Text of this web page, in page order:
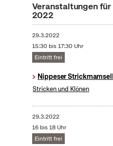
Veranstaltungen
2022
29.3.2022
15:30 bis 17:30 Uhr
Eintritt frei
Nippeser
Stricken und Klönen
29.3.2022
16 bis 18 Uhr
Eintritt frei